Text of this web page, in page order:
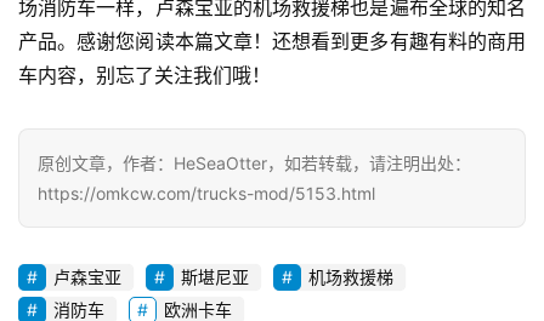
场消防车一样，卢森宝亚的机场救援梯也是遍布全球的知名
产品。感谢您阅读本篇文章！还想看到更多有趣有料的商用
车内容，别忘了关注我们哦！
原创文章，作者：HeSeaOtter，如若转载，请注明出处：
https://omkcw.com/trucks-mod/5153.html
卢森宝亚 斯堪尼亚
机场救援梯
消防车
欧洲卡车